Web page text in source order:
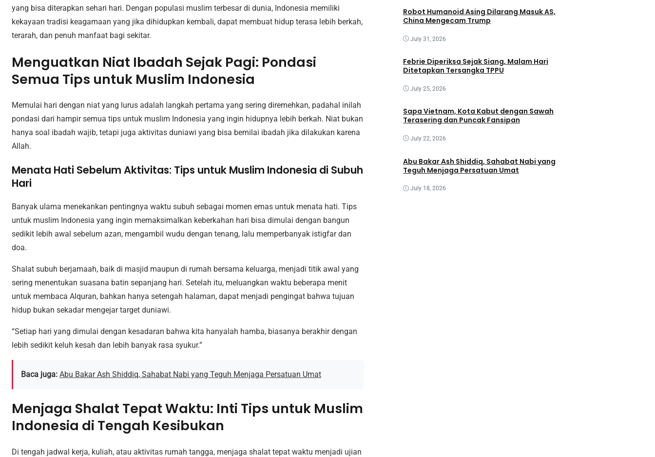
yang bisa diterapkan sehari hari. Dengan populasi muslim terbesar di dunia, Indonesia memiliki
kekayaan tradisi keagamaan yang jika dihidupkan kembali, dapat membuat hidup terasa lebih berkah,
terarah, dan penuh manfaat bagi sekitar.
Menguatkan Niat Ibadah Sejak Pagi: Pondasi
Semua Tips untuk Muslim Indonesia
Memulai hari dengan niat yang lurus adalah langkah pertama yang sering diremehkan, padahal inilah
pondasi dari hampir semua tips untuk muslim Indonesia yang ingin hidupnya lebih berkah. Niat bukan
hanya soal ibadah wajib, tetapi juga aktivitas duniawi yang bisa bernilai ibadah jika dilakukan karena
Allah.
Menata Hati Sebelum Aktivitas: Tips untuk Muslim Indonesia di Subuh
Hari
Banyak ulama menekankan pentingnya waktu subuh sebagai momen emas untuk menata hati. Tips
untuk muslim Indonesia yang ingin memaksimalkan keberkahan hari bisa dimulai dengan bangun
sedikit lebih awal sebelum azan, mengambil wudu dengan tenang, lalu memperbanyak istigfar dan
doa.
Shalat subuh berjamaah, baik di masjid maupun di rumah bersama keluarga, menjadi titik awal yang
sering menentukan suasana batin sepanjang hari. Setelah itu, meluangkan waktu beberapa menit
untuk membaca Alquran, bahkan hanya setengah halaman, dapat menjadi pengingat bahwa tujuan
hidup bukan sekadar mengejar target duniawi.
“Setiap hari yang dimulai dengan kesadaran bahwa kita hanyalah hamba, biasanya berakhir dengan
lebih sedikit keluh kesah dan lebih banyak rasa syukur.”
Baca juga: Abu Bakar Ash Shiddiq, Sahabat Nabi yang Teguh Menjaga Persatuan Umat
Menjaga Shalat Tepat Waktu: Inti Tips untuk Muslim
Indonesia di Tengah Kesibukan
Di tengah jadwal kerja, kuliah, atau aktivitas rumah tangga, menjaga shalat tepat waktu menjadi ujian
Robot Humanoid Asing Dilarang Masuk AS,
China Mengecam Trump
July 31, 2026
Febrie Diperiksa Sejak Siang, Malam Hari
Ditetapkan Tersangka TPPU
July 25, 2026
Sapa Vietnam, Kota Kabut dengan Sawah
Terasering dan Puncak Fansipan
July 22, 2026
Abu Bakar Ash Shiddiq, Sahabat Nabi yang
Teguh Menjaga Persatuan Umat
July 18, 2026